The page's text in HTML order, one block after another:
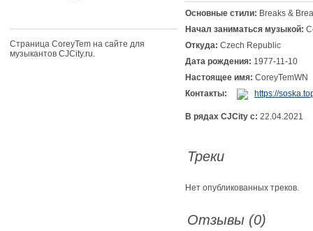
Страница CoreyTem на сайте для
музыкантов CJCity.ru.
Основные стили: Breaks &
Начал заниматься музыкой:
Откуда: Czech Republic
Дата рождения: 1977-11-10
Настоящее имя: CoreyTemWN
Контакты:
https://
В рядах CJCity с: 22.04.2021
Треки
Нет опубликованных треков.
Отзывы (0)